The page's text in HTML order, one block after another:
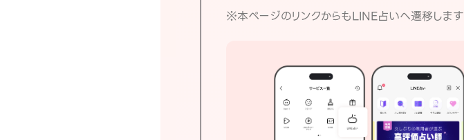
※本ページのリンクからもLINE占いへ遷移します